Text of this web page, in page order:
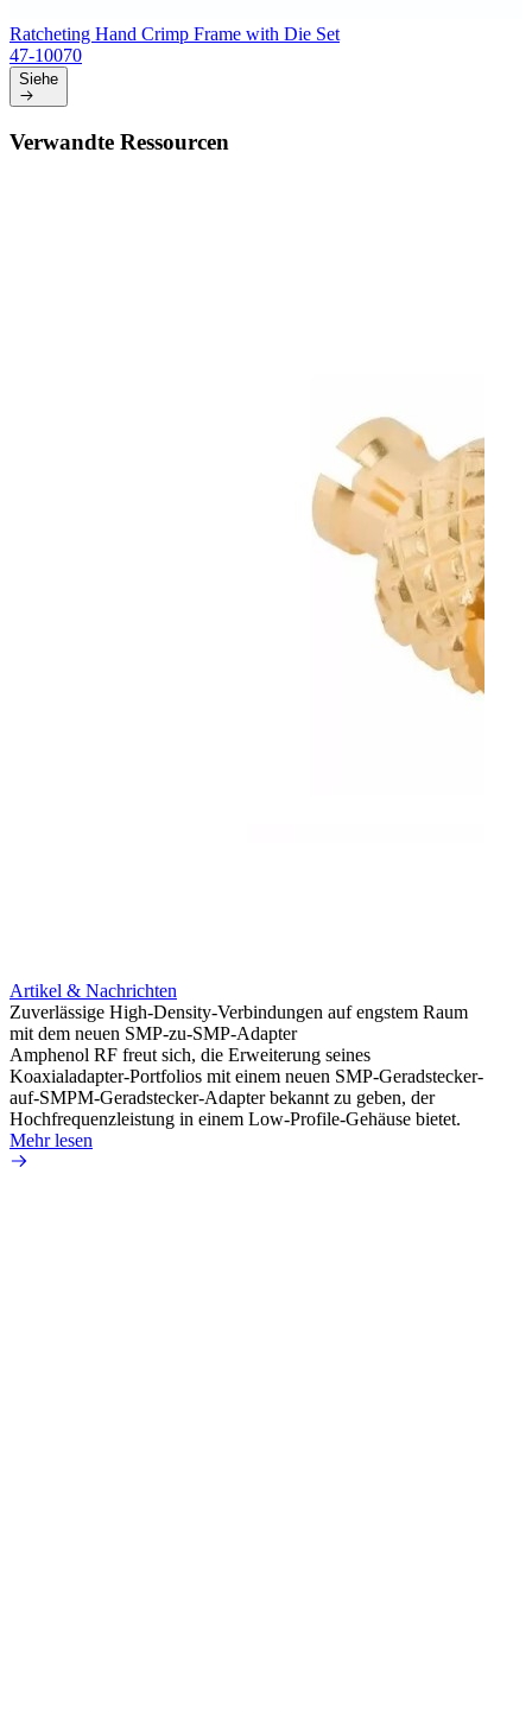
Ratcheting Hand Crimp Frame with Die Set
47-10070
Siehe
Verwandte Ressourcen
Artikel & Nachrichten
Zuverlässige High-Density-Verbindungen auf engstem Raum
mit dem neuen SMP-zu-SMP-Adapter
Amphenol RF freut sich, die Erweiterung seines
Koaxialadapter-Portfolios mit einem neuen SMP-Geradstecker-
auf-SMPM-Geradstecker-Adapter bekannt zu geben, der
Hochfrequenzleistung in einem Low-Profile-Gehäuse bietet.
Mehr lesen